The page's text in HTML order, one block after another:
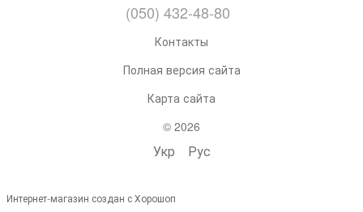
(050) 432-48-80
Контакты
Полная версия сайта
Карта сайта
© 2026
Укр Рус
Интернет-магазин создан с Хорошоп